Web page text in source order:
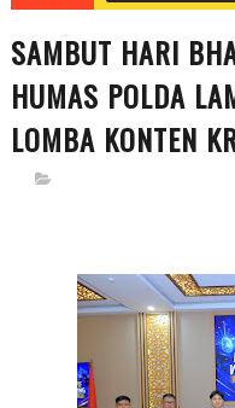
SAMBUT HARI
HUMAS POLDA
LOMBA KONTEN